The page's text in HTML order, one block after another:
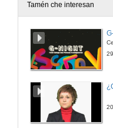
Tamén che interesan